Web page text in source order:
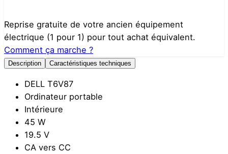
Reprise gratuite de votre ancien équipement
électrique (1 pour 1) pour tout achat équivalent.
Comment ça marche ?
Description Caractéristiques techniques
DELL T6V87
Ordinateur portable
Intérieure
45 W
19.5 V
CA vers CC